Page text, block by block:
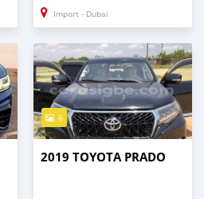
Import - Dubai
6
2019 TOYOTA PRADO